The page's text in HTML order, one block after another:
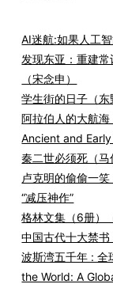
AI迷航:如果人工
发现东亚：重建
（宋念申）
学生街的日子（东
阿拉伯人的大航
Ancient and Early
秦二世必须死（马
卢克明的偷偷一
“减压神作”
格林文集（6册）
中国古代十大禁书
波斯湾五千年 :
the World: A